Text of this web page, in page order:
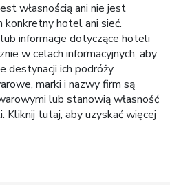
własnością ani nie jest
konkretny hotel ani sieć.
informacje dotyczące hoteli
w celach informacyjnych, aby
ich podróży.
marki i nazwy firm są
lub stanowią własność
Kliknij tutaj, aby uzyskać więcej